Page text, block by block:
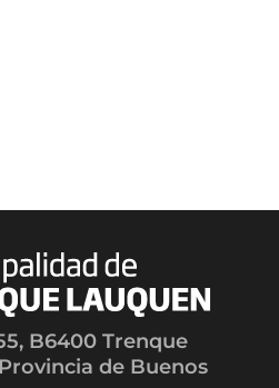
B6400 Trenque
de Buenos